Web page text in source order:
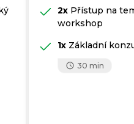
2xPřístup na
workshop
1xZákladní
30 min